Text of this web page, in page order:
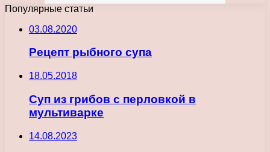
Популярные статьи
03.08.2020
Рецепт рыбного супа
18.05.2018
Суп из грибов с перловкой в
мультиварке
14.08.2023